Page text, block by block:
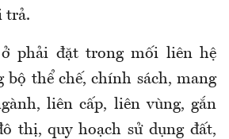
trả.
phải đặt trong mối liên hệ
bộ thể chế, chính sách, mang
liên cấp, liên vùng, gắn
thị, quy hoạch sử dụng đất,